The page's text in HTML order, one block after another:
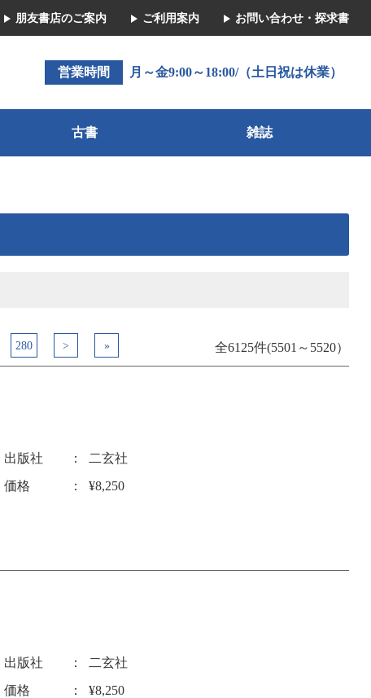
朋友書店のご案内 ご利用案内 お問い合わせ・探求書
営業時間 月～金9:00～18:00/（土日祝は休業）
古書 雑誌
280 > » 全6125件(5501～5520）
出版社
二玄社
価格 ¥8,250
出版社
二玄社
価格 ¥8,250